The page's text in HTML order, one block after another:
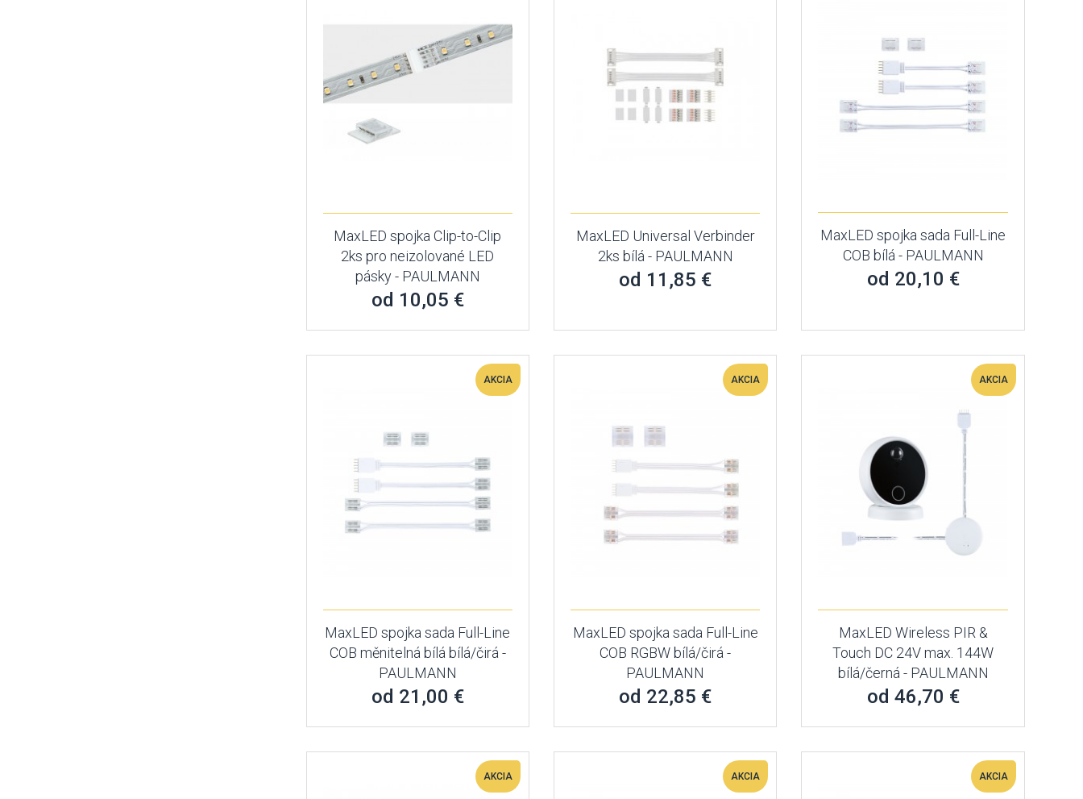
MaxLED spojka Clip-to-Clip
2ks pro neizolované LED
pásky - PAULMANN
od 10,05 €
MaxLED Universal Verbinder
2ks bílá - PAULMANN
od 11,85 €
MaxLED spojka sada Full-Line
COB bílá - PAULMANN
od 20,10 €
AKCIA
MaxLED spojka sada Full-Line
COB měnitelná bílá bílá/čirá -
PAULMANN
od 21,00 €
AKCIA
MaxLED spojka sada Full-Line
COB RGBW bílá/čirá -
PAULMANN
od 22,85 €
AKCIA
MaxLED Wireless PIR &
Touch DC 24V max. 144W
bílá/černá - PAULMANN
od 46,70 €
AKCIA AKCIA AKCIA